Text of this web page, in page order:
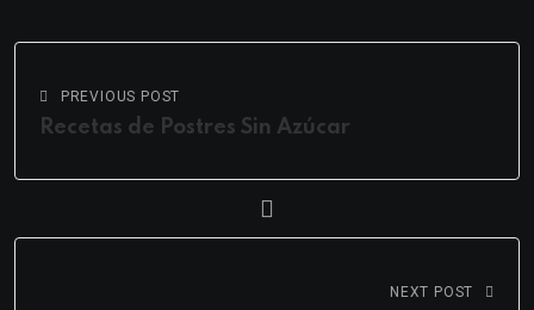
PREVIOUS POST
Recetas de Postres Sin Azúcar
NEXT POST